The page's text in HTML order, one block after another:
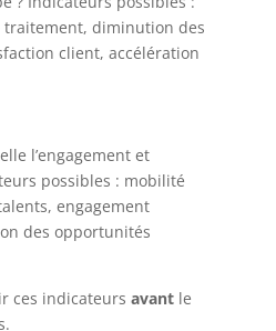
diminution des
client, accélération
l’engagement et
possibles : mobilité
engagement
des opportunités
ces indicateurs avantle